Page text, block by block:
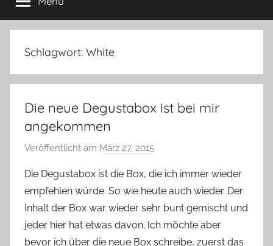
Lifestyle
Lifestyle
Blog
–
Lifestyle,
Produkttests
vieles
Schlagwort: White
Die neue Degustabox ist bei mir
angekommen
Veröffentlicht am März 27, 2015
n
Y
v
o
n
Die Degustabox ist die Box, die ich immer wieder
empfehlen würde. So wie heute auch wieder. Der
Inhalt der Box war wieder sehr bunt gemischt und
jeder hier hat etwas davon. Ich möchte aber
bevor ich über die neue Box schreibe, zuerst das